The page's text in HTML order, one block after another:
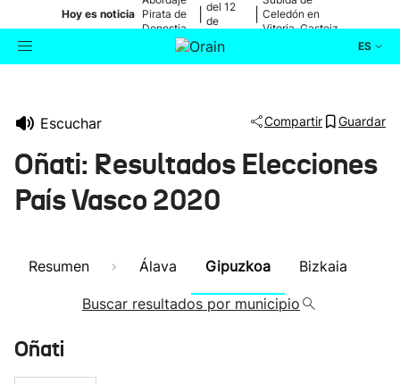
Hoy es noticia Pirata de
Donostia
del 12
de
Celedón en
Vitoria-Gasteiz
ES
Cultura
Escuchar Compartir Guardar
Oñati: Resultados Elecciones
País Vasco 2020
Resumen Álava Gipuzkoa Bizkaia
Buscar resultados por municipio
Oñati